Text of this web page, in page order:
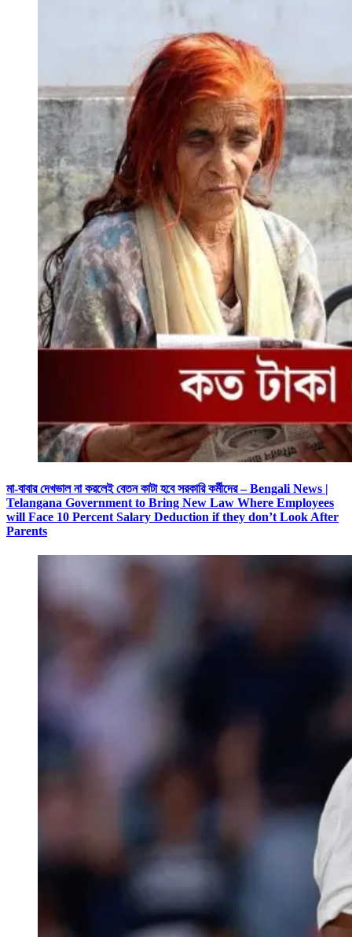
মা-বাবার দেখভাল না করলেই বেতন কাটা হবে সরকারি কর্মীদের – Bengali News |
Telangana Government to Bring New Law Where Employees
will Face 10 Percent Salary Deduction if they don’t Look After
Parents